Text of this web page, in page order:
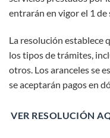
entrarán en vigor el 1
La resolución establece
los tipos de trámites,
otros. Los aranceles se
se aceptarán pagos en
VER RESOLUCIÓN